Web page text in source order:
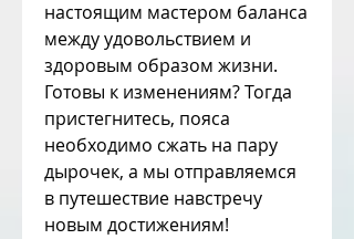
настоящим мастером баланса
между удовольствием и
здоровым образом жизни.
Готовы к изменениям? Тогда
пристегнитесь, пояса
необходимо сжать на пару
дырочек, а мы отправляемся
в путешествие навстречу
новым достижениям!